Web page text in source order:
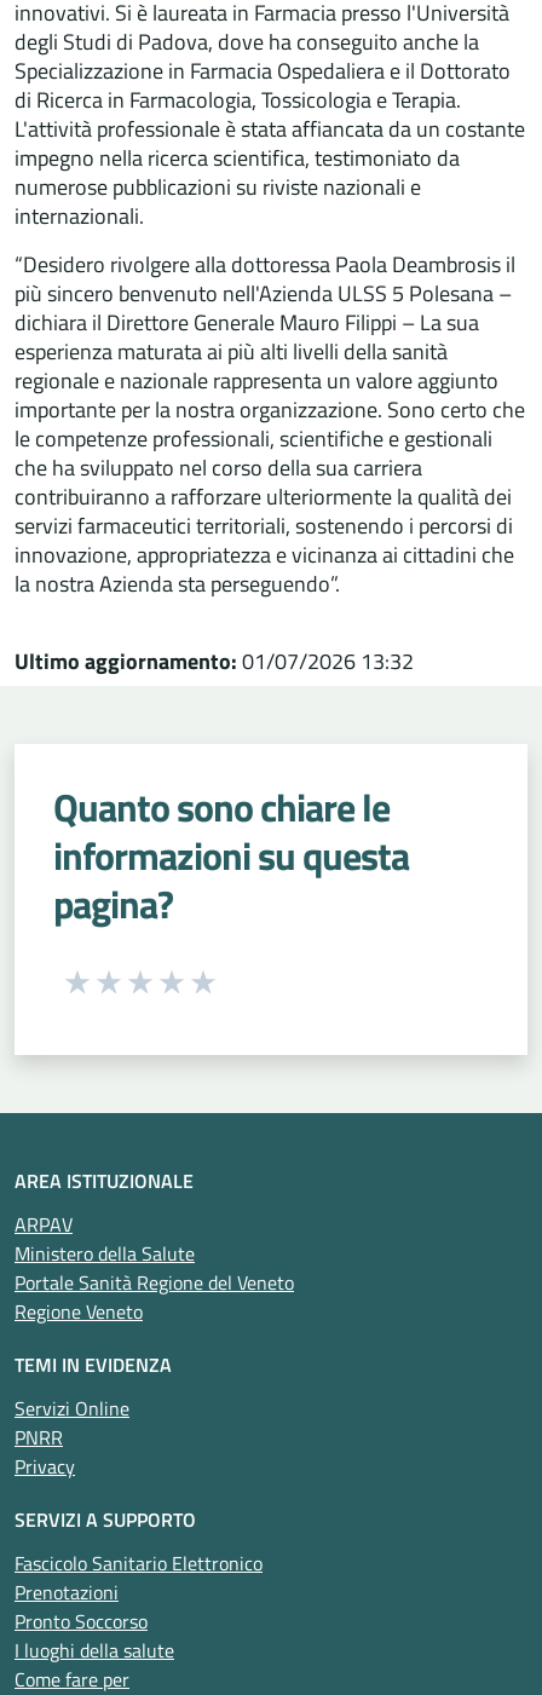
innovativi. Si è laureata in Farmacia presso l'Università
degli Studi di Padova, dove ha conseguito anche la
Specializzazione in Farmacia Ospedaliera e il Dottorato
di Ricerca in Farmacologia, Tossicologia e Terapia.
L'attività professionale è stata affiancata da un costante
impegno nella ricerca scientifica, testimoniato da
numerose pubblicazioni su riviste nazionali e
internazionali.
“Desidero rivolgere alla dottoressa Paola Deambrosis il
più sincero benvenuto nell'Azienda ULSS 5 Polesana –
dichiara il Direttore Generale Mauro Filippi – La sua
esperienza maturata ai più alti livelli della sanità
regionale e nazionale rappresenta un valore aggiunto
importante per la nostra organizzazione. Sono certo che
le competenze professionali, scientifiche e gestionali
che ha sviluppato nel corso della sua carriera
contribuiranno a rafforzare ulteriormente la qualità dei
servizi farmaceutici territoriali, sostenendo i percorsi di
innovazione, appropriatezza e vicinanza ai cittadini che
la nostra Azienda sta perseguendo”.
Ultimo aggiornamento:01/07/2026 13:32
Quanto sono chiare le
informazioni su questa
pagina?
Seleziona una valutazione da 1 a 5 stelle
AREA ISTITUZIONALE
ARPAV
Ministero della Salute
Portale Sanità Regione del Veneto
Regione Veneto
TEMI IN EVIDENZA
Servizi Online
PNRR
Privacy
SERVIZI A SUPPORTO
Fascicolo Sanitario Elettronico
Prenotazioni
Pronto Soccorso
I luoghi della salute
Come fare per